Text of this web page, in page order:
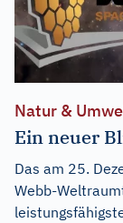
Natur &
Ein neuer
Das am 25.
Webb-